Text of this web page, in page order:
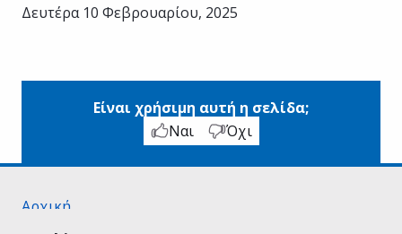
Δευτέρα 10 Φεβρουαρίου, 2025
Είναι χρήσιμη αυτή η σελίδα;
Ναι
Όχι
Αρχική